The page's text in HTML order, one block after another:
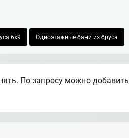
6х9 Одноэтажные бани из бруса
По запросу можно добавить